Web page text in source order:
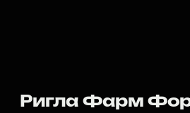
Ригла Фарм